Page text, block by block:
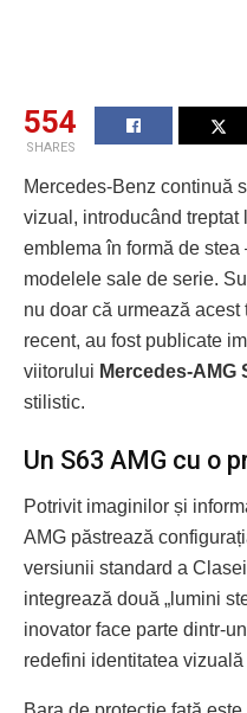
554
SHARES
Mercedes-Benz continuă
vizual, introducând
emblema în formă de stea
modelele sale de serie.
nu doar că urmează
recent, au fost publicate
viitorului Mercedes-AMG
stilistic.
Un S63 AMG cu o
Potrivit imaginilor și
AMG păstrează
versiunii standard a
integrează două „lumini
inovator face parte dintr-
redefini identitatea